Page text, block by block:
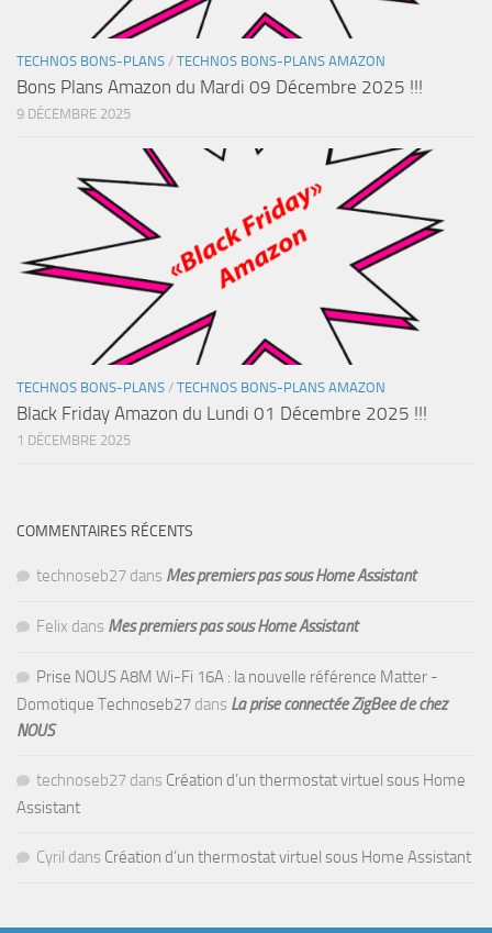
TECHNOS BONS-PLANS / TECHNOS BONS-PLANS AMAZON
Bons Plans Amazon du Mardi 09 Décembre 2025 !!!
9 DÉCEMBRE 2025
TECHNOS BONS-PLANS / TECHNOS BONS-PLANS AMAZON
Black Friday Amazon du Lundi 01 Décembre 2025 !!!
1 DÉCEMBRE 2025
COMMENTAIRES RÉCENTS
technoseb27 dans Mes premiers pas sous Home Assistant
Felix dans Mes premiers pas sous Home Assistant
Prise NOUS A8M Wi-Fi 16A : la nouvelle référence Matter -
Domotique Technoseb27 dans La prise connectée ZigBee de chez
NOUS
technoseb27 dans Création d’un thermostat virtuel sous Home
Assistant
Cyril dans Création d’un thermostat virtuel sous Home Assistant